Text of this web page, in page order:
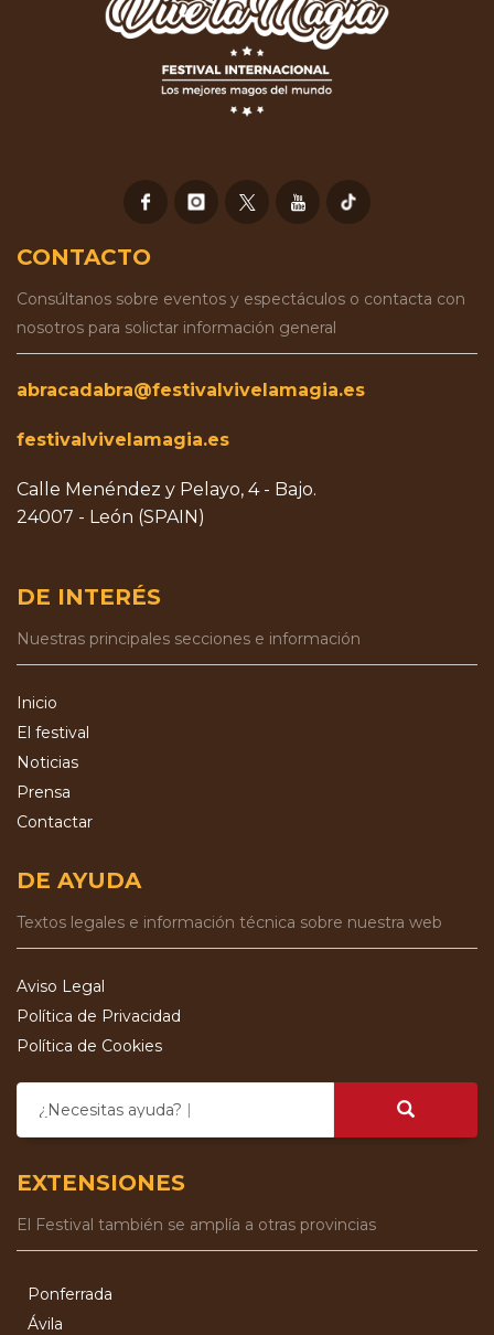
CONTACTO
Consúltanos sobre eventos y espectáculos o contacta con
nosotros para solictar información general
abracadabra@festivalvivelamagia.es
festivalvivelamagia.es
Calle Menéndez y Pelayo, 4 - Bajo.
24007 - León (SPAIN)
DE INTERÉS
Nuestras principales secciones e información
Inicio
El festival
Noticias
Prensa
Contactar
DE AYUDA
Textos legales e información técnica sobre nuestra web
Aviso Legal
Política de Privacidad
Política de Cookies
¿Necesitas ayuda?
EXTENSIONES
El Festival también se amplía a otras provincias
Ponferrada
Ávila